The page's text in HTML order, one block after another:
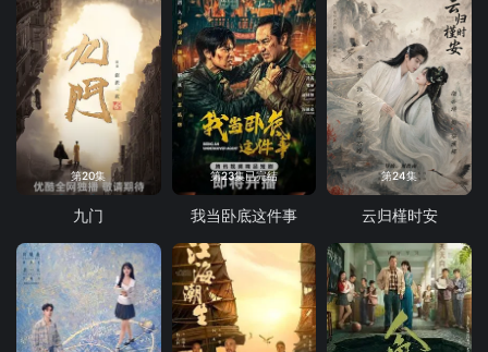
第20集
九门
第23集已完结
我当卧底这件事
第24集
云归槿时安